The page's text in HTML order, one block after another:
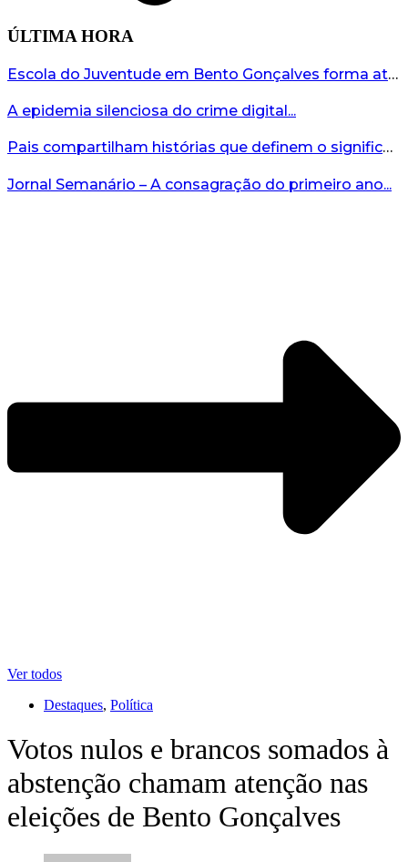
ÚLTIMA HORA
Escola do Juventude em Bento Gonçalves forma atletas da região...
A epidemia silenciosa do crime digital...
Pais compartilham histórias que definem o significado da missão...
Jornal Semanário – A consagração do primeiro ano...
Ver todos
Destaques, Política
Votos nulos e brancos somados à
abstenção chamam atenção nas
eleições de Bento Gonçalves